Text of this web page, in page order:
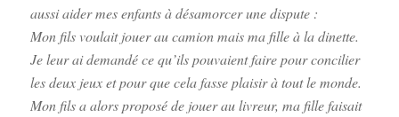
aussi aider mes enfants à désamorcer une dispute :
Mon fils voulait jouer au camion mais ma fille à la dinette.
Je leur ai demandé ce qu’ils pouvaient faire pour concilier
les deux jeux et pour que cela fasse plaisir à tout le monde.
Mon fils a alors proposé de jouer au livreur, ma fille faisait